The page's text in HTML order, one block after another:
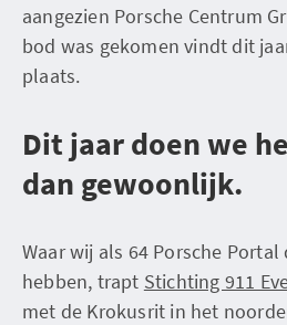
aangezien Porsche Centrum
bod was gekomen vindt dit
plaats.
Dit jaar doen we
dan gewoonlijk.
Waar wij als 64 Porsche
hebben, trapt Stichting 911
met de Krokusrit in het